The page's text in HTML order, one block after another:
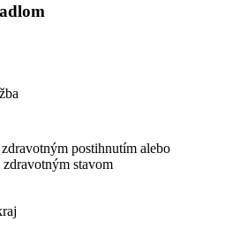
postihnutím alebo
stavom